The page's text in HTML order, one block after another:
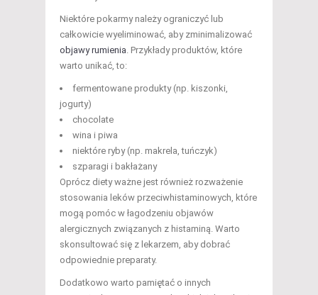
Niektóre pokarmy należy ograniczyć lub
całkowicie wyeliminować, aby zminimalizować
objawy rumienia. Przykłady produktów, które
warto unikać, to:
fermentowane produkty (np. kiszonki,
jogurty)
chocolate
wina i piwa
niektóre ryby (np. makrela, tuńczyk)
szparagi i bakłażany
Oprócz diety ważne jest również rozważenie
stosowania leków przeciwhistaminowych, które
mogą pomóc w łagodzeniu objawów
alergicznych związanych z histaminą. Warto
skonsultować się z lekarzem, aby dobrać
odpowiednie preparaty.
Dodatkowo warto pamiętać o innych